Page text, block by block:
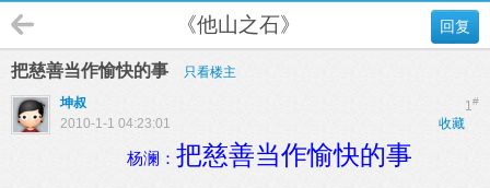
回复
《他山之石》
把慈善当作愉快的事 只看楼主
1#
坤叔
收藏
2010-1-1 04:23:01
杨澜： 把慈善当作愉快的事